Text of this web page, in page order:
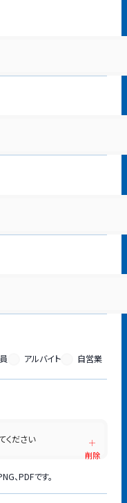
アルバイト
自営業
ください
削除
、PDFです。